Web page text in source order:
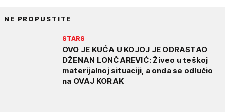
NE PROPUSTITE
STARS
OVO JE KUĆA U KOJOJ JE ODRASTAO
DŽENAN LONČAREVIĆ: Živeo u teškoj
materijalnoj situaciji, a onda se odlučio
na OVAJ KORAK